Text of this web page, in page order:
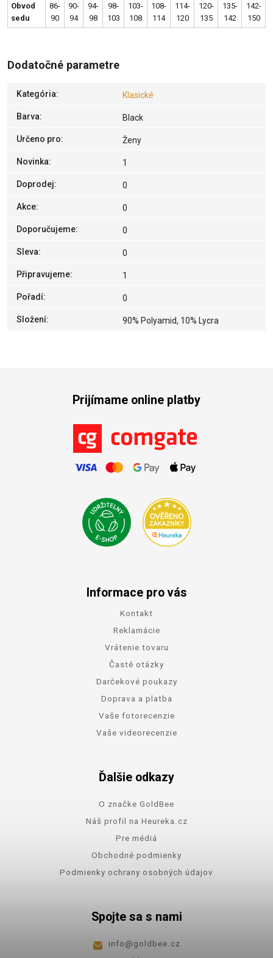
Obvod
sedu
86-
90
90-
94
94-
98
98-
103
103-
108
108-
114
114-
120
120-
135
135-
142
142-
150
Dodatočné parametre
Kategória: Klasické
Barva: Black
Určeno pro: Ženy
Novinka: 1
Doprodej: 0
Akce: 0
Doporučujeme: 0
Sleva: 0
Připravujeme: 1
Pořadí: 0
Složení: 90% Polyamid, 10% Lycra
Prijímame online platby
Informace pro vás
Kontakt
Reklamácie
Vrátenie tovaru
Časté otázky
Darčekové poukazy
Doprava a platba
Vaše fotorecenzie
Vaše videorecenzie
Ďalšie odkazy
O značke GoldBee
Náš profil na Heureka.cz
Pre médiá
Obchodné podmienky
Podmienky ochrany osobných údajov
Spojte sa s nami
info@goldbee.cz